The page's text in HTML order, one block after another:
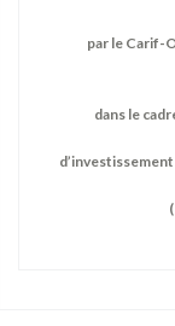
par le Carif-
dans le